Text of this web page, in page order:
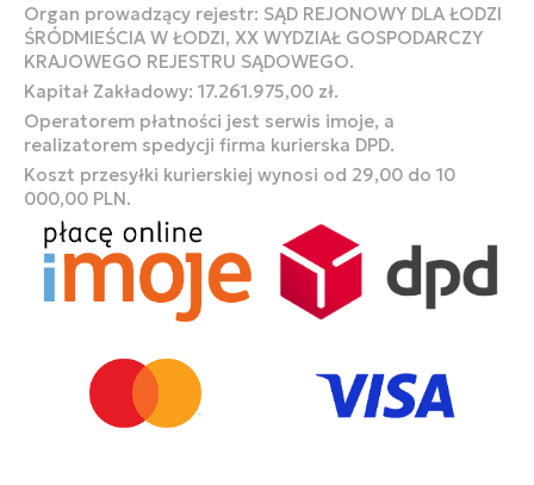
Organ prowadzący rejestr: SĄD REJONOWY DLA ŁODZI
ŚRÓDMIEŚCIA W ŁODZI, XX WYDZIAŁ GOSPODARCZY
KRAJOWEGO REJESTRU SĄDOWEGO.
Kapitał Zakładowy: 17.261.975,00 zł.
Operatorem płatności jest serwis imoje, a
realizatorem spedycji firma kurierska DPD.
Koszt przesyłki kurierskiej wynosi od 29,00 do 10
000,00 PLN.